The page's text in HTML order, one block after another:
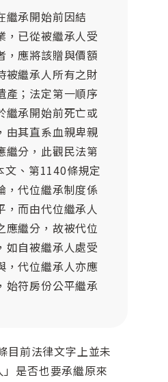
繼承開始前因結
，已從被繼承人受
，應將該贈與價額
被繼承人所有之財
產；法定第一順序
繼承開始前死亡或
由其直系血親卑親
繼分，此觀民法第
文、第1140條規定
，代位繼承制度係
，而由代位繼承人
應繼分，故被代位
如自被繼承人處受
，代位繼承人亦應
始符房份公平繼承
目前法律文字上並未
是否也要承繼原來